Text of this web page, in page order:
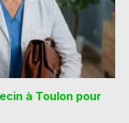
à Toulon pour